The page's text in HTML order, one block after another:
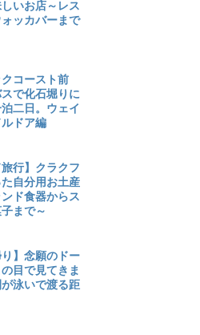
いお店～レス
ッカバーまで
クコースト前
で化石堀りに
二日。ウェイ
ドア編
旅行】クラクフ
自分用お土産
ド食器からス
まで～
り】念願のドー
目で見てきま
泳いで渡る距